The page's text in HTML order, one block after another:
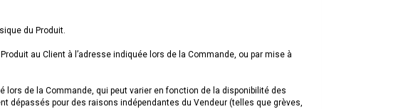
du Produit.
au Client à l’adresse indiquée lors de la Commande, ou par mise à
de la Commande, qui peut varier en fonction de la disponibilité des
dépassés pour des raisons indépendantes du Vendeur (telles que grèves,